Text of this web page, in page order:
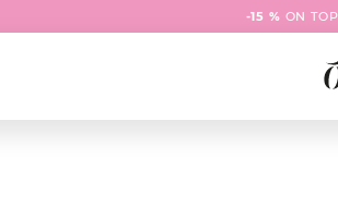
-15 % ON